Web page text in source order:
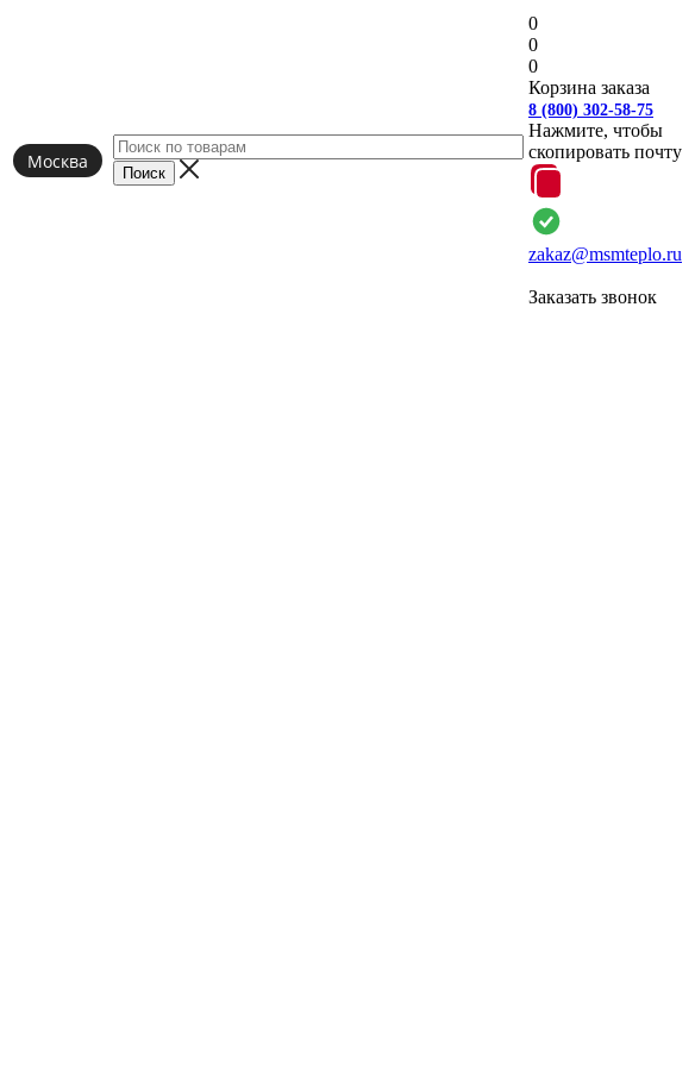
Москва
0
0
0
Корзина заказа
8 (800) 302-58-75
Нажмите, чтобы
скопировать почту
zakaz@msmteplo.ru
Заказать звонок